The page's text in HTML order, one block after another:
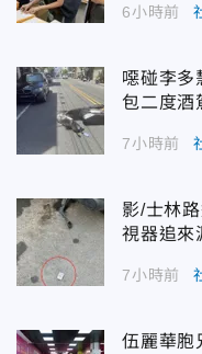
6小時前
噁碰李多
包二度酒
7小時前
影/士林
視器追來
7小時前
伍麗華胞